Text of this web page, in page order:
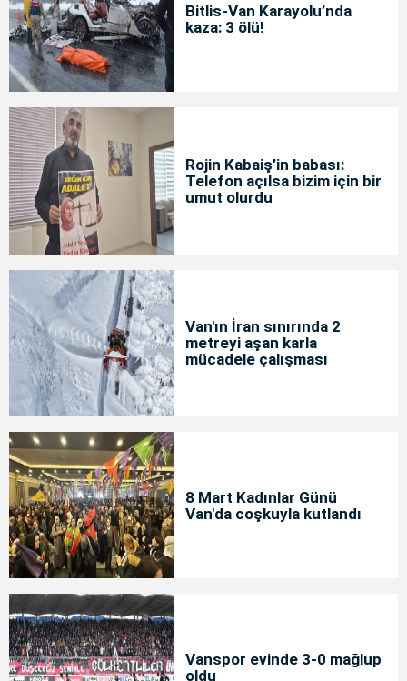
Bitlis-Van Karayolu’nda
kaza: 3 ölü!
Rojin Kabaiş’in babası:
Telefon açılsa bizim için bir
umut olurdu
Van'ın İran sınırında 2
metreyi aşan karla
mücadele çalışması
8 Mart Kadınlar Günü
Van'da coşkuyla kutlandı
Vanspor evinde 3-0 mağlup
oldu